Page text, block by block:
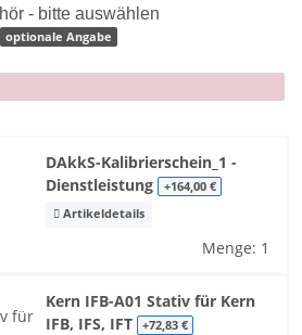
- bitte auswählen
optionale Angabe
DAkkS-Kalibrierschein_1 -
Dienstleistung +164,00 €
Artikeldetails
Menge: 1
Kern IFB-A01 Stativ für Kern
IFB, IFS, IFT
+72,83 €